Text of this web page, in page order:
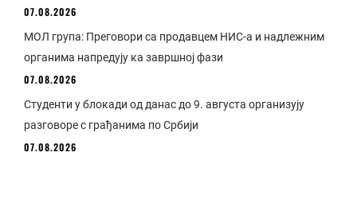
07.08.2026
МОЛ група: Преговори са продавцем НИС-а и надлежним
органима напредују ка завршној фази
07.08.2026
Студенти у блокади од данас до 9. августа организују
разговоре с грађанима по Србији
07.08.2026